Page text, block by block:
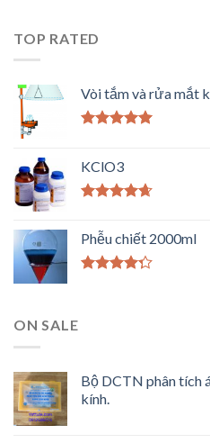
TOP RATED
Vòi tắm và rửa mắt
sao
KClO3
5 sao
Phễu chiết 2000ml
ON SALE
Bộ DCTN phân tích
kính.